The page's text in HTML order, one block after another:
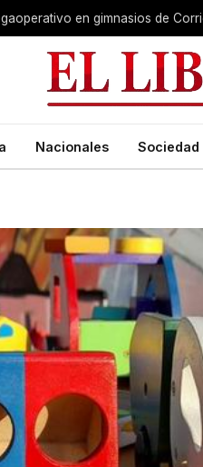
Nacionales Sociedad